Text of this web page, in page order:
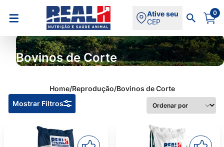
Ative seu
CEP
0
Bovinos de Corte
Home/Reprodução/Bovinos de Corte
Mostrar Filtros
Ordenar por